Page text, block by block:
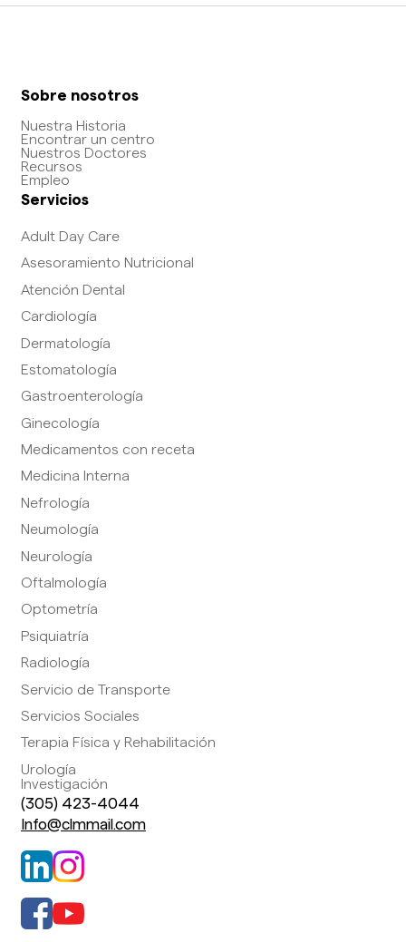
Sobre nosotros
Nuestra Historia
Encontrar un centro
Nuestros Doctores
Recursos
Empleo
Servicios
Adult Day Care
Asesoramiento Nutricional
Atención Dental
Cardiología
Dermatología
Estomatología
Gastroenterología
Ginecología
Medicamentos con receta
Medicina Interna
Nefrología
Neumología
Neurología
Oftalmología
Optometría
Psiquiatría
Radiología
Servicio de Transporte
Servicios Sociales
Terapia Física y Rehabilitación
Urología
Investigación
(305) 423-4044
Info@clmmail.com